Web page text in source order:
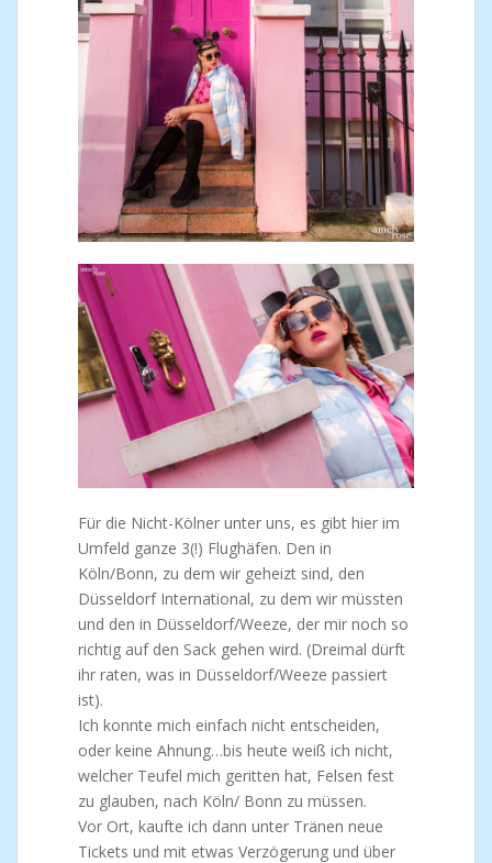
Für die Nicht-Kölner unter uns, es gibt hier im
Umfeld ganze 3(!) Flughäfen. Den in
Köln/Bonn, zu dem wir geheizt sind, den
Düsseldorf International, zu dem wir müssten
und den in Düsseldorf/Weeze, der mir noch so
richtig auf den Sack gehen wird. (Dreimal dürft
ihr raten, was in Düsseldorf/Weeze passiert
ist).
Ich konnte mich einfach nicht entscheiden,
oder keine Ahnung…bis heute weiß ich nicht,
welcher Teufel mich geritten hat, Felsen fest
zu glauben, nach Köln/ Bonn zu müssen.
Vor Ort, kaufte ich dann unter Tränen neue
Tickets und mit etwas Verzögerung und über